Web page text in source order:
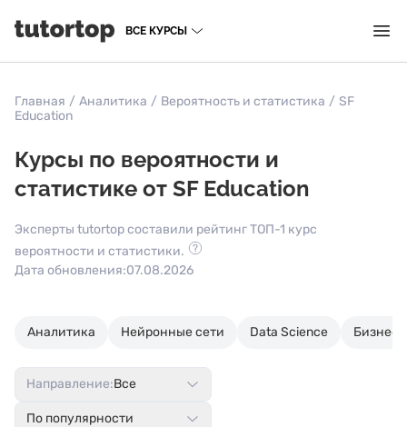
ВСЕ КУРСЫ
Главная / Аналитика / Вероятность и статистика / SF
Education
Курсы по вероятности и
статистике от SF Education
Эксперты tutortop составили рейтинг ТОП-1 курс
вероятности и статистики.
Дата обновления:07.08.2026
Аналитика Нейронные сети Data Science
По популярности
Направление:Все